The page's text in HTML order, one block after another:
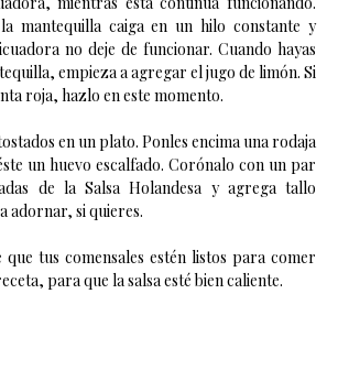
mantequilla caiga en un hilo constante y
no deje de funcionar. Cuando hayas
empieza a agregar el jugo de limón. Si
roja, hazlo en este momento.
en un plato. Ponles encima una rodaja
un huevo escalfado. Corónalo con un par
de la Salsa Holandesa y agrega tallo
adornar, si quieres.
que tus comensales estén listos para comer
para que la salsa esté bien caliente.